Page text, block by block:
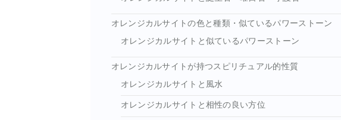
オレンジカルサイトの色と種類・似ているパワーストーン
オレンジカルサイトと似ているパワーストーン
オレンジカルサイトが持つスピリチュアル的性質
オレンジカルサイトと風水
オレンジカルサイトと相性の良い方位